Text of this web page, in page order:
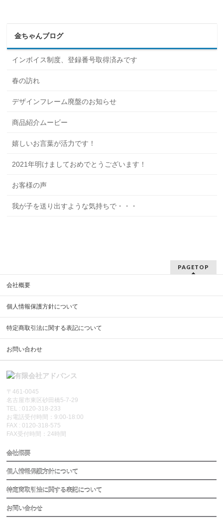
金ちゃんブログ
インボイス制度、登録番号取得済みです
春の訪れ
デザインフレーム廃盤のお知らせ
商品紹介ムービー
嬉しいお言葉が活力です！
2021年明けましておめでとうございます！
お客様の声
我が子を送り出すような気持ちで・・・
PAGETOP
会社概要
個人情報保護方針について
特定商取引法に関する表記について
お問い合わせ
〒461-0045
名古屋市東区砂田橋5-7-29
TEL : 0120-318-233
お電話受付時間：9:00-18:00
FAX : 0120-318-575
FAX受付時間：24時間
会社概要
個人情報保護方針について
特定商取引法に関する表記について
お問い合わせ